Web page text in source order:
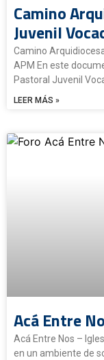
Camino
Juvenil
Camino
APM En este
Pastoral Juvenil
LEER MÁS »
Acá Entre
Acá Entre Nos –
en un ambiente de